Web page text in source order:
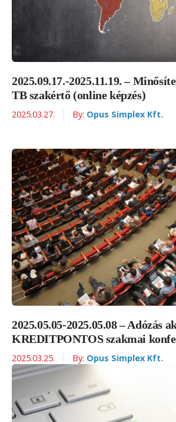
2025.09.17.-2025.11.19. –
TB szakértő (online képzés)
2025.03.27. By: Opus Simplex Kft.
2025.05.05-2025.05.08 – Adózás
KREDITPONTOS szakmai
2025.03.25. By: Opus Simplex Kft.